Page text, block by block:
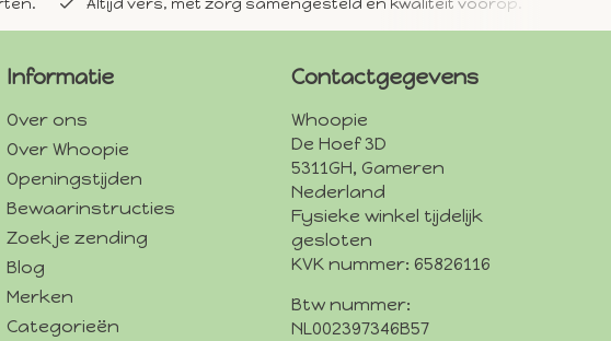
Informatie
Over ons
Over Whoopie
Openingstijden
Bewaarinstructies
Zoek je zending
Blog
Merken
Categorieën
Contactgegevens
Whoopie
De Hoef 3D
5311GH, Gameren
Nederland
Fysieke winkel tijdelijk
gesloten
KVK nummer: 65826116
Btw nummer:
NL002397346B57